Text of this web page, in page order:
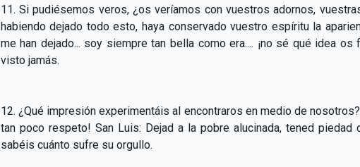
11. Si pudiésemos veros, ¿os veríamos con vuestros adornos,
habiendo dejado todo esto, haya conservado vuestro espíritu la
me han dejado... soy siempre tan bella como era.... ¡no sé qué idea
visto jamás.
12. ¿Qué impresión experimentáis al encontraros en medio de
tan poco respeto! San Luis: Dejad a la pobre alucinada, tened
sabéis cuánto sufre su orgullo.